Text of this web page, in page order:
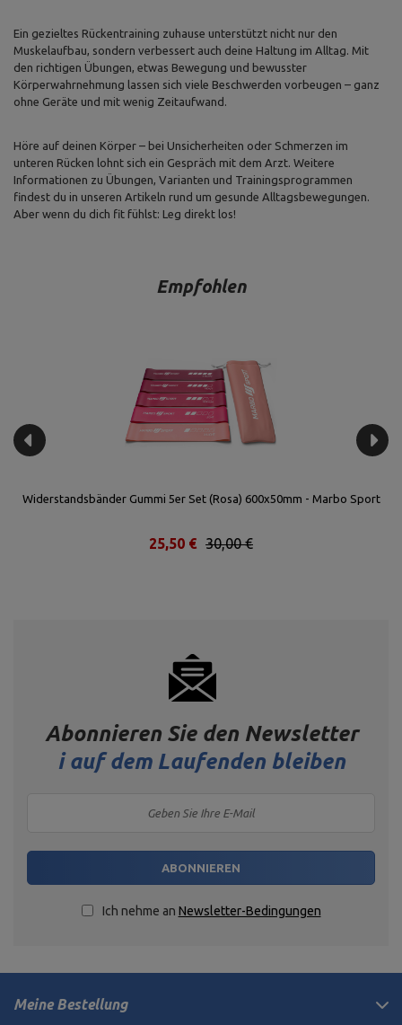
Ein gezieltes Rückentraining zuhause unterstützt nicht nur den
Muskelaufbau, sondern verbessert auch deine Haltung im Alltag. Mit
den richtigen Übungen, etwas Bewegung und bewusster
Körperwahrnehmung lassen sich viele Beschwerden vorbeugen – ganz
ohne Geräte und mit wenig Zeitaufwand.
Höre auf deinen Körper – bei Unsicherheiten oder Schmerzen im
unteren Rücken lohnt sich ein Gespräch mit dem Arzt. Weitere
Informationen zu Übungen, Varianten und Trainingsprogrammen
findest du in unseren Artikeln rund um gesunde Alltagsbewegungen.
Aber wenn du dich fit fühlst: Leg direkt los!
Empfohlen
Widerstandsbänder Gummi 5er Set (Rosa) 600x50mm - Marbo Sport
30,00 €
25,50 €
Abonnieren Sie den Newsletter
iauf dem Laufenden bleiben
ABONNIEREN
Ich nehme an Newsletter-Bedingungen
Meine Bestellung